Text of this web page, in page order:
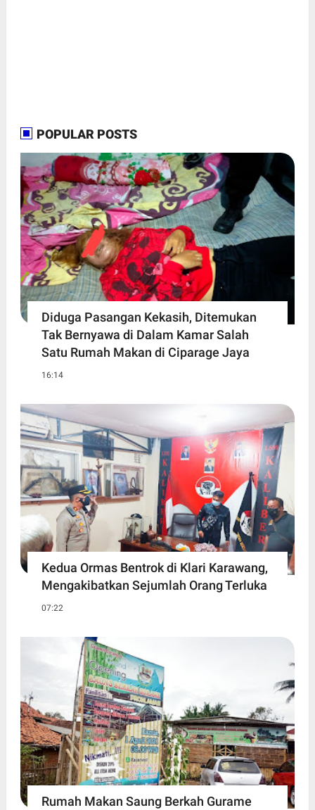
POPULAR POSTS
Diduga Pasangan Kekasih, Ditemukan
Tak Bernyawa di Dalam Kamar Salah
Satu Rumah Makan di Ciparage Jaya
16:14
Kedua Ormas Bentrok di Klari Karawang,
Mengakibatkan Sejumlah Orang Terluka
07:22
Rumah Makan Saung Berkah Gurame